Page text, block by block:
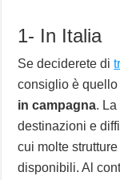
1- In Italia
Se deciderete di
consiglio è
in campagna.
destinazioni e
cui molte
disponibili. Al